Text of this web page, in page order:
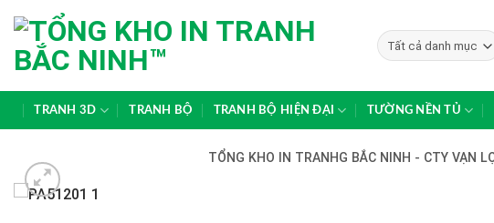
to
content
TRANH 3D TRANH BỘ TRANH BỘ HIỆN ĐẠI TƯỜNG NỀN TỦ
TỔNG KHO IN TRANHG BẮC NINH - CTY VẠN